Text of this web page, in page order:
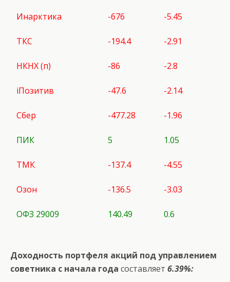
Инарктика -676 -5.45
ТКС -194.4 -2.91
НКНХ (п) -86 -2.8
iПозитив -47.6 -2.14
Сбер -477.28 -1.96
ПИК 5 1.05
ТМК -137.4 -4.55
Озон -136.5 -3.03
ОФЗ 29009 140.49 0.6
Доходность портфеля акций под управлением
советника с начала года составляет 6.39%: